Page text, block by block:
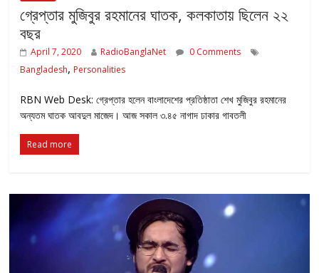
গ্রেপ্তার মুজিবুর রহমানের ঘাতক, কলকাতায় ছিলেন ২২
বছর
April 7, 2020 RadioBanglaNet
0 Comments
Bangladesh, Personalities
RBN Web Desk: গ্রেপ্তার হলেন বাংলাদেশের প্রতিষ্ঠাতা শেখ মুজিবুর রহমানের
অন্যতম ঘাতক আবদুল মাজেদ। আজ সকাল ৩.৪৫ নাগাদ ঢাকার গাবতলী
Read more